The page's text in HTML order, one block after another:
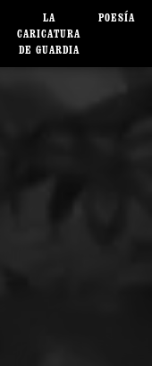
LA
CARICATURA
DE GUARDIA
POESÍA